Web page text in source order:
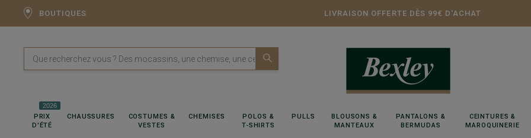
BOUTIQUES LIVRAISON OFFERTE DÈS 99€ D'ACHAT
PRIX
D'ÉTÉ
2026
CHAUSSURES
COSTUMES &
VESTES
CHEMISES
POLOS &
T-SHIRTS
PULLS
BLOUSONS &
MANTEAUX
PANTALONS &
BERMUDAS
CEINTURES &
MAROQUINERIE